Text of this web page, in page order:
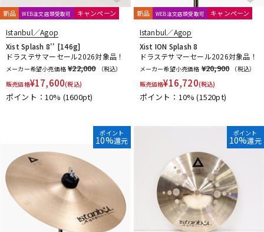
アンプ エフェクター
DJ機器 DTM
配信/ライブ機器 楽器アクセサリ
ヴィンテージ
新品 WEB注文店頭受取可 キャンペーン
Istanbul／Agop
Xist Splash 8'' [146g]
ドラステサマーセール2026対象品！
メーカー希望小売価格 ¥22,000
（税込）
販売価格¥17,600(税込)
ポイント：10% (1600pt)
新品 WEB注文店頭受取可 キャンペーン
Istanbul／Agop
Xist ION Splash 8
ドラステサマーセール2026対象品！
メーカー希望小売価格 ¥20,900
（税込）
販売価格¥16,720(税込)
ポイント：10%(1520pt)
ポイント
10%還元
ポイント
10%還元